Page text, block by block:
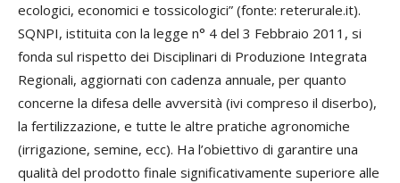
ecologici, economici e tossicologici” (fonte: reterurale.it).
SQNPI, istituita con la legge n° 4 del 3 Febbraio 2011, si
fonda sul rispetto dei Disciplinari di Produzione Integrata
Regionali, aggiornati con cadenza annuale, per quanto
concerne la difesa delle avversità (ivi compreso il diserbo),
la fertilizzazione, e tutte le altre pratiche agronomiche
(irrigazione, semine, ecc). Ha l’obiettivo di garantire una
qualità del prodotto finale significativamente superiore alle